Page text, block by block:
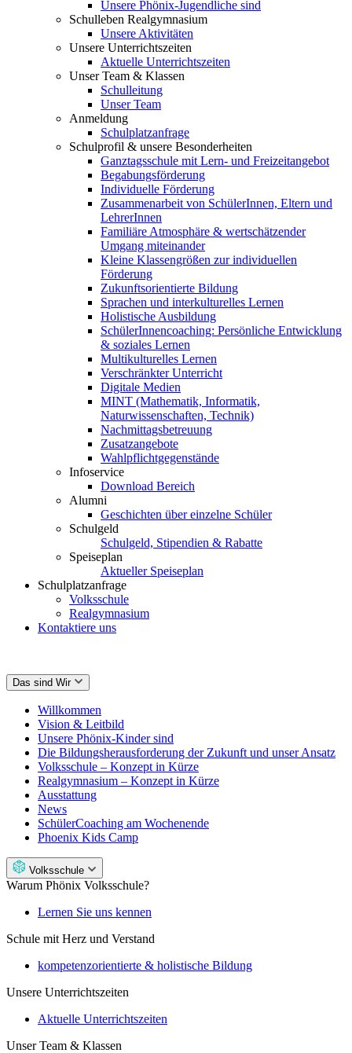
Unsere Phönix-Jugendliche sind
Schulleben Realgymnasium
Unsere Aktivitäten
Unsere Unterrichtszeiten
Aktuelle Unterrichtszeiten
Unser Team & Klassen
Schulleitung
Unser Team
Anmeldung
Schulplatzanfrage
Schulprofil & unsere Besonderheiten
Ganztagsschule mit Lern- und Freizeitangebot
Begabungsförderung
Individuelle Förderung
Zusammenarbeit von SchülerInnen, Eltern und
LehrerInnen
Familiäre Atmosphäre & wertschätzender
Umgang miteinander
Kleine Klassengrößen zur individuellen
Förderung
Zukunftsorientierte Bildung
Sprachen und interkulturelles Lernen
Holistische Ausbildung
SchülerInnencoaching: Persönliche Entwicklung
& soziales Lernen
Multikulturelles Lernen
Verschränkter Unterricht
Digitale Medien
MINT (Mathematik, Informatik,
Naturwissenschaften, Technik)
Nachmittagsbetreuung
Zusatzangebote
Wahlpflichtgegenstände
Infoservice
Download Bereich
Alumni
Geschichten über einzelne Schüler
Schulgeld
Schulgeld, Stipendien & Rabatte
Speiseplan
Aktueller Speiseplan
Schulplatzanfrage
Volksschule
Realgymnasium
Kontaktiere uns
Das sind Wir
Willkommen
Vision & Leitbild
Unsere Phönix-Kinder sind
Die Bildungsherausforderung der Zukunft und unser Ansatz
Volksschule – Konzept in Kürze
Realgymnasium – Konzept in Kürze
Ausstattung
News
SchülerCoaching am Wochenende
Phoenix Kids Camp
Volksschule
Warum Phönix Volksschule?
Lernen Sie uns kennen
Schule mit Herz und Verstand
kompetenzorientierte & holistische Bildung
Unsere Unterrichtszeiten
Aktuelle Unterrichtszeiten
Unser Team & Klassen